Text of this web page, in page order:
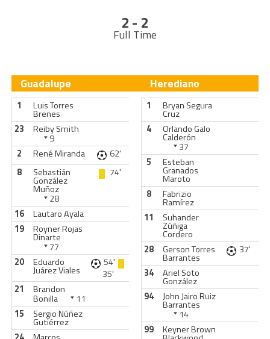
2 - 2
Full Time
Guadalupe
1 Luis Torres
Brenes
23
Reiby Smith
9
2
René Miranda
62'
8
Sebastián
González
Muñoz
28
74'
16
Lautaro Ayala
19
Royner Rojas
Dinarte
77
20
Eduardo
Juárez Viales
54'
35'
21
Brandon
Bonilla
11
15
Sergio Núñez
Gutiérrez
Herediano
1 Bryan Segura
Cruz
4
Orlando Galo
Calderón
37
5
Esteban
Granados
Maroto
8
Fabrizio
Ramírez
11
Suhander
Zúñiga
Cordero
28
Gerson Torres
Barrantes
37'
34
Ariel Soto
González
94
John Jairo Ruiz
Barrantes
14
99
Keyner Brown